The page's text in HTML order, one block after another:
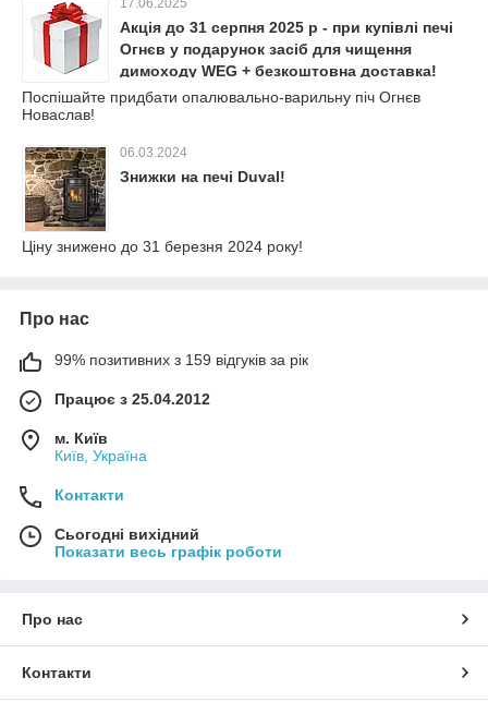
17.06.2025
Акція до 31 серпня 2025 р - при купівлі печі
Огнєв у подарунок засіб для чищення
димоходу WEG + безкоштовна доставка!
Поспішайте придбати опалювально-варильну піч Огнєв
Новаслав!
06.03.2024
Знижки на печі Duval!
Ціну знижено до 31 березня 2024 року!
Про нас
99% позитивних з 159 відгуків за рік
Працює з 25.04.2012
м. Київ
Київ, Україна
Контакти
Сьогодні вихідний
Показати весь графік роботи
Про нас
Контакти